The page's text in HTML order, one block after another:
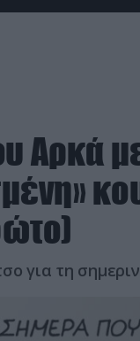
Αρκά
για τη